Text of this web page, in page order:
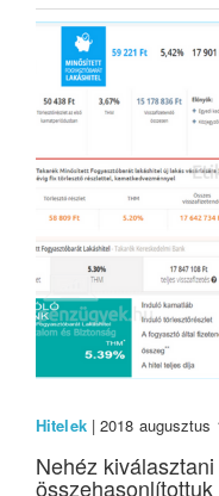
Hitelek| 2018 augusztus
Nehéz
összehasonlítottuk